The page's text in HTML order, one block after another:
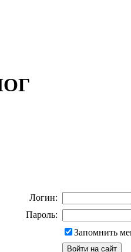
Логин:
Пароль:
Запомнить